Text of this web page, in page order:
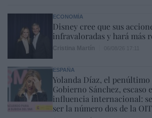
ECONOMÍA
Disney cree que sus
infravaloradas y hará más
ESPAÑA
Yolanda Díaz, el penúltimo
Gobierno Sánchez, escaso
influencia internacional:
ser la número dos de la OIT